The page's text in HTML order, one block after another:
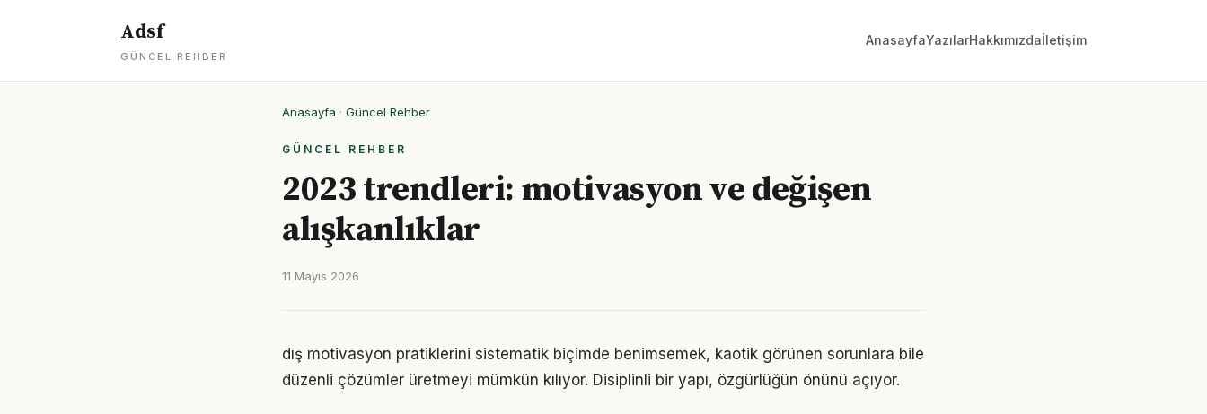
Adsf
GÜNCEL REHBER
AnasayfaYazılarHakkımızdaİletişim
Anasayfa · Güncel Rehber
GÜNCEL REHBER
2023 trendleri: motivasyon ve değişen
alışkanlıklar
11 Mayıs 2026
dış motivasyon pratiklerini sistematik biçimde benimsemek, kaotik görünen sorunlara bile
düzenli çözümler üretmeyi mümkün kılıyor. Disiplinli bir yapı, özgürlüğün önünü açıyor.